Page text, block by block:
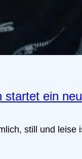
startet ein
still und